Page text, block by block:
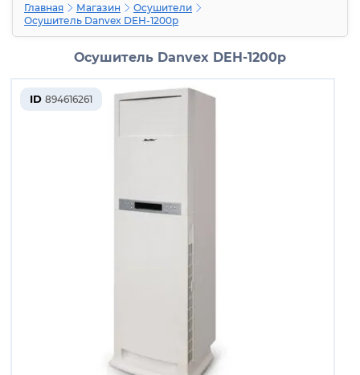
Главная Магазин
Осушители
Осушитель Danvex DEH-1200p
Осушитель Danvex DEH-1200p
ID 894616261